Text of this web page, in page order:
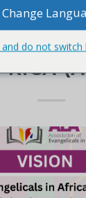
Change
and do not switch